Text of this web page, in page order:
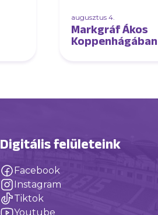
augusztus 4.
Markgráf Ákos
Digitális felületeink
Facebook
Instagram
Tiktok
Youtube